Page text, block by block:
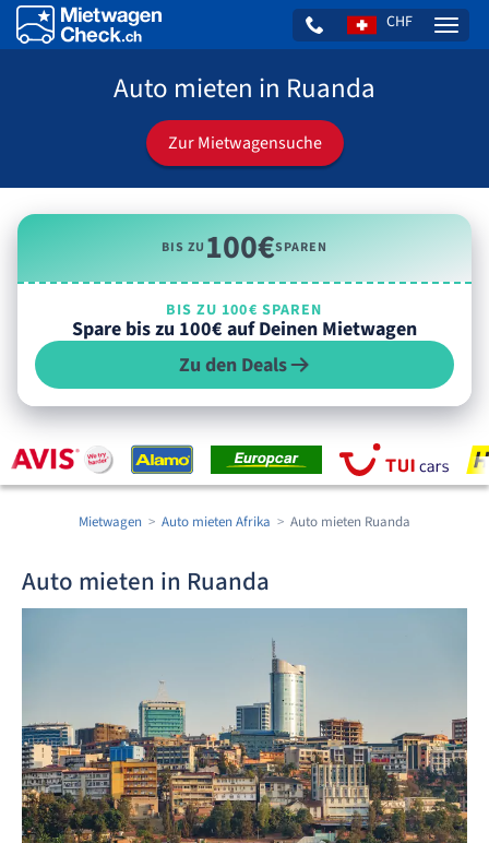
CHF
Auto mieten in Ruanda
Zur Mietwagensuche
BIS ZU100€SPAREN
BIS ZU 100€ SPAREN
Spare bis zu 100€ auf Deinen Mietwagen
Zu den Deals
Mietwagen Auto mieten Afrika Auto mieten Ruanda
Auto mieten in Ruanda